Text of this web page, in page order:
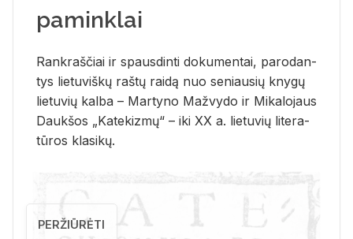
paminklai
Rank­raš­čiai ir spaus­din­ti do­ku­men­tai, pa­ro­dan­
tys lie­tu­viš­kų raš­tų rai­dą nuo se­niau­sių kny­gų
lie­tu­vių kal­ba – Mar­ty­no Ma­žvy­do ir Mi­ka­lo­jaus
Dauk­šos „Ka­te­kiz­mų“ – iki XX a. lie­tu­vių li­te­ra­
tū­ros kla­si­kų.
PERŽIŪRĖTI